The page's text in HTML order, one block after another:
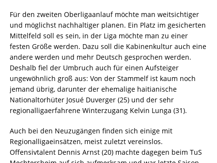
Für den zweiten Oberligaanlauf möchte man weitsichtiger
und möglichst nachhaltiger planen. Ein Platz im gesicherten
Mittelfeld soll es sein, in der Liga möchte man zu einer
festen Größe werden. Dazu soll die Kabinenkultur auch eine
andere werden und mehr Deutsch gesprochen werden.
Deshalb fiel der Umbruch auch für einen Aufsteiger
ungewöhnlich groß aus: Von der Stammelf ist kaum noch
jemand übrig, darunter der ehemalige haitianische
Nationaltorhüter Josué Duverger (25) und der sehr
regionalligaerfahrene Winterzugang Kelvin Lunga (31).
Auch bei den Neuzugängen finden sich einige mit
Regionalligaeinsätzen, meist zuletzt vereinslos.
Offensivtalent Dennis Arnst (20) machte dagegen beim TuS